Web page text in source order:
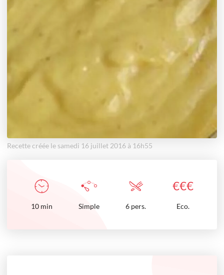
Recette créée le samedi 16 juillet 2016 à 16h55
€€€
10 min Simple 6 pers. Eco.